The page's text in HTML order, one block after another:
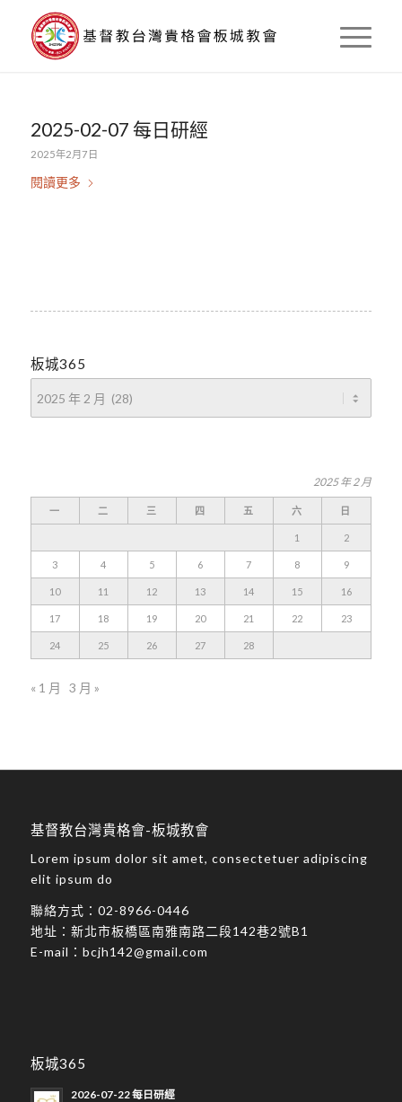
2025-02-07 每日研經
2025年2月7日
閱讀更多
板城365
2025 年 2 月
一 二 三 四 五 六 日
1 2
3 4 5 6 7 8 9
10 11 12 13 14 15 16
17 18 19 20 21 22 23
24 25 26 27 28
« 1 月 3 月 »
基督教台灣貴格會-板城教會
Lorem ipsum dolor sit amet, consectetuer adipiscing
elit ipsum do
聯絡方式： 02-8966-0446
地址： 新北市板橋區南雅南路二段142巷2號B1
E-mail： bcjh142@gmail.com
板城365
2026-07-22 每日研經